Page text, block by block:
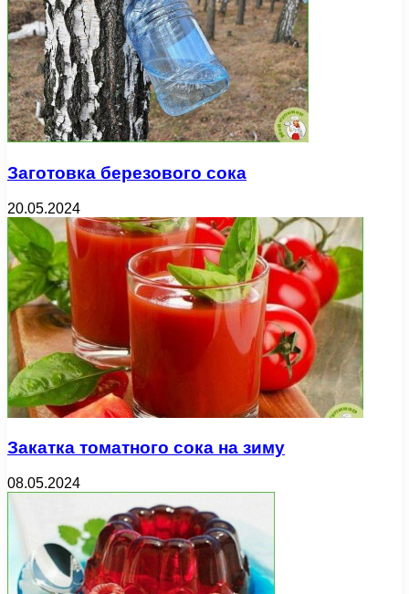
Заготовка березового сока
20.05.2024
Закатка томатного сока на зиму
08.05.2024